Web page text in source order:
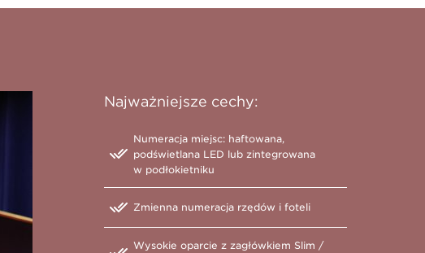
Najważniejsze cechy:
Numeracja miejsc: haftowana,
podświetlana LED lub zintegrowana
w podłokietniku
Zmienna numeracja rzędów i foteli
Wysokie oparcie z zagłówkiem Slim /